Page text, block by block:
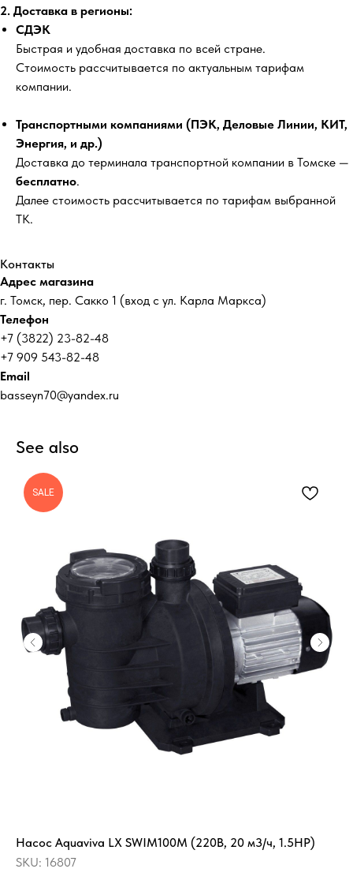
2. Доставка в регионы:
СДЭК
Быстрая и удобная доставка по всей стране.
Стоимость рассчитывается по актуальным тарифам
компании.
Транспортными компаниями (ПЭК, Деловые Линии, КИТ,
Энергия, и др.)
Доставка до терминала транспортной компании в Томске —
бесплатно.
Далее стоимость рассчитывается по тарифам выбранной
ТК.
Контакты
Адрес магазина
г. Томск, пер. Сакко 1 (вход с ул. Карла Маркса)
Телефон
+7 (3822) 23-82-48
+7 909 543-82-48
Email
basseyn70@yandex.ru
See also
SALE
Насос Aquaviva LX SWIM100M (220В, 20 м3/ч, 1.5HP)
SKU: 16807